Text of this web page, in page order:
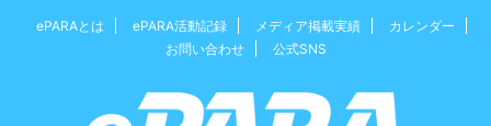
ePARAとは ePARA活動記録 メディア掲載実績
カレンダー
お問い合わせ
公式SNS